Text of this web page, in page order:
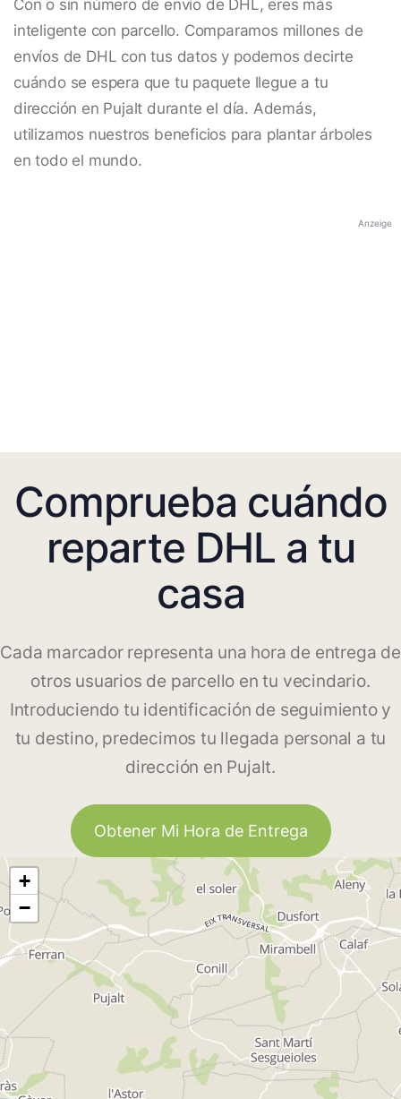
Con o sin número de envío de DHL, eres más
inteligente con parcello. Comparamos millones de
envíos de DHL con tus datos y podemos decirte
cuándo se espera que tu paquete llegue a tu
dirección en Pujalt durante el día. Además,
utilizamos nuestros beneficios para plantar árboles
en todo el mundo.
Anzeige
Comprueba cuándo
reparte DHL a tu
casa
Cada marcador representa una hora de entrega de
otros usuarios de parcello en tu vecindario.
Introduciendo tu identificación de seguimiento y
tu destino, predecimos tu llegada personal a tu
dirección en Pujalt.
Obtener Mi Hora de Entrega
+
−